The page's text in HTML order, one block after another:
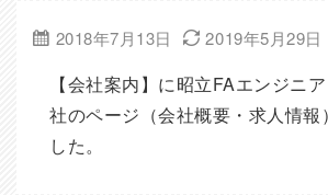
2018年7月13日 2019年5月29日
【会社案内】に昭立FAエンジニ
社のページ（会社概要・求人情報
した。